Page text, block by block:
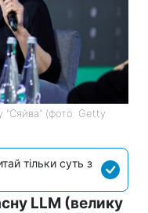
"Сяйва" (фото: Getty
тільки суть з
LLM (велику